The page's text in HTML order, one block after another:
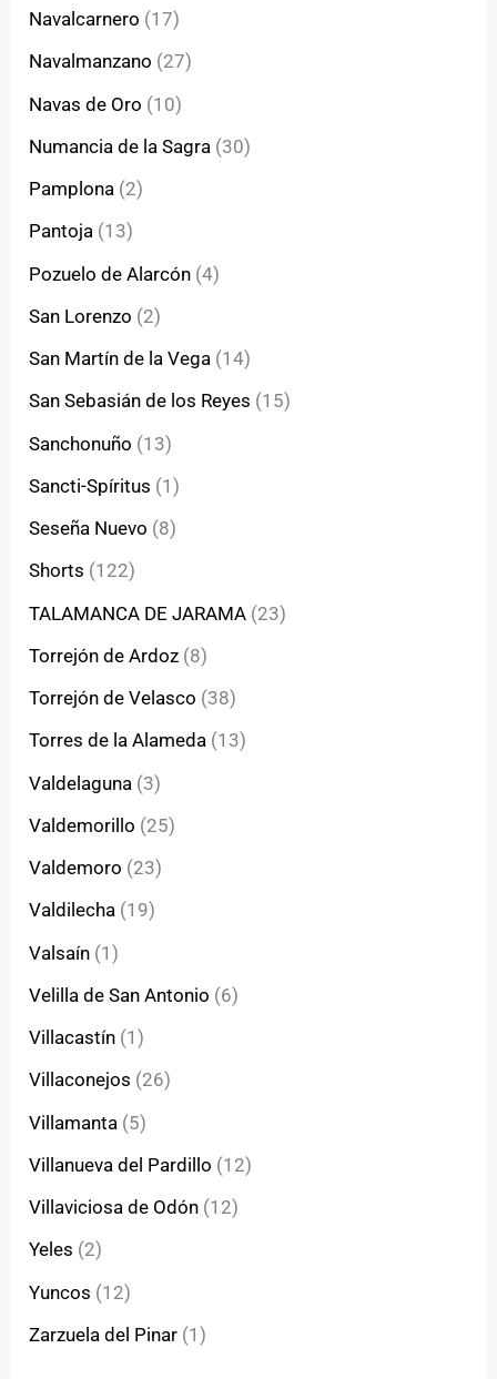
Navalcarnero (17)
Navalmanzano (27)
Navas de Oro (10)
Numancia de la Sagra (30)
Pamplona (2)
Pantoja (13)
Pozuelo de Alarcón (4)
San Lorenzo (2)
San Martín de la Vega (14)
San Sebasián de los Reyes (15)
Sanchonuño (13)
Sancti-Spíritus (1)
Seseña Nuevo (8)
Shorts (122)
TALAMANCA DE JARAMA (23)
Torrejón de Ardoz (8)
Torrejón de Velasco (38)
Torres de la Alameda (13)
Valdelaguna (3)
Valdemorillo (25)
Valdemoro (23)
Valdilecha (19)
Valsaín (1)
Velilla de San Antonio (6)
Villacastín (1)
Villaconejos (26)
Villamanta (5)
Villanueva del Pardillo (12)
Villaviciosa de Odón (12)
Yeles (2)
Yuncos (12)
Zarzuela del Pinar (1)